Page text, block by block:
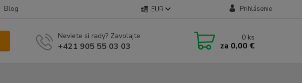
Blog EUR Prihlásenie
Neviete si rady? Zavolajte.
+421 905 55 03 03
0 ks
za 0,00 €